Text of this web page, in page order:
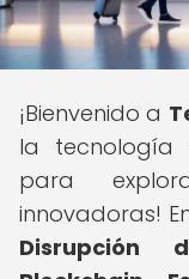
¡Bienvenido a
la tecnología
para
innovadoras!
Disrupción